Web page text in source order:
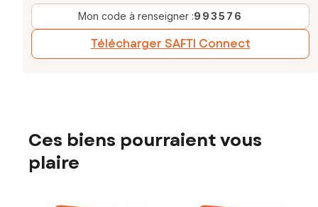
Mon code à renseigner :993576
Télécharger SAFTI Connect
Ces biens pourraient vous
plaire